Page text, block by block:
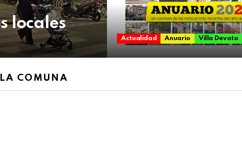
locales
Actualidad Anuario Villa Devoto
COMUNA